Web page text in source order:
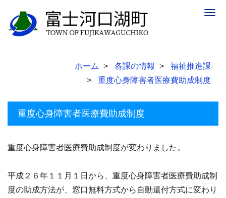
ホーム 各課の情報
福祉推進課
重度心身障害者医療費助成制度
重度心身障害者医療費助成制度
重度心身障害者医療費助成制度が変わりました。
平成２６年１１月１日から、重度心身障害者医療費助成制
度の助成方法が、窓口無料方式から自動還付方式に変わり